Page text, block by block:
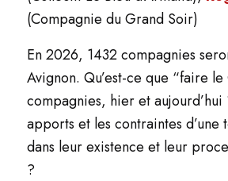
(Compagnie du Grand Soir)
En 2026, 1432 compagnies
Avignon. Qu’est-ce que “faire le
compagnies, hier et aujourd’hui
apports et les contraintes d’une
dans leur existence et leur
?